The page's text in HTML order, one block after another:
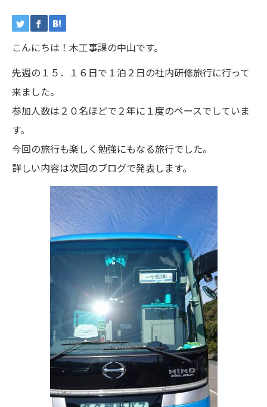
こんにちは！木工事課の中山です。
先週の１５．１６日で１泊２日の社内研修旅行に行って
来ました。
参加人数は２０名ほどで２年に１度のペースでしていま
す。
今回の旅行も楽しく勉強にもなる旅行でした。
詳しい内容は次回のブログで発表します。